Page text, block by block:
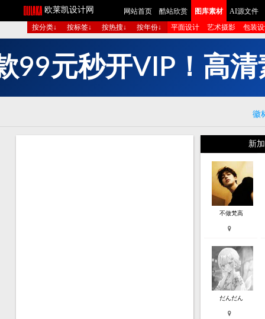
欧莱凯设计网 网站首页 酷站欣赏 图库素材
AI源文
按分类↓
按标签↓ 按热搜↓ 按年份↓ 平面设计 艺术摄影 包
99元秒开V P ！ 高清
徽
新
不做梵高
だんだん